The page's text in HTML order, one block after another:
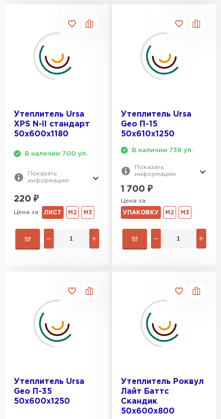
Утеплитель Ursa
XPS N-II стандарт
50х600х1180
В наличии 700 уп.
Показать
информацию
220 ₽
Цена за ЛИСТ М2 М3
Утеплитель Ursa
Geo П-15
50х610х1250
В наличии 738 уп.
Показать
информацию
1 700 ₽
Цена за
УПАКОВКУ М2 М3
Утеплитель Ursa
Geo П-35
50х600х1250
Утеплитель Роквул
Лайт Баттс
Скандик
50х600х800